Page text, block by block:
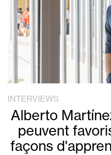
INTERVIEWS
Alberto
peuvent
façons